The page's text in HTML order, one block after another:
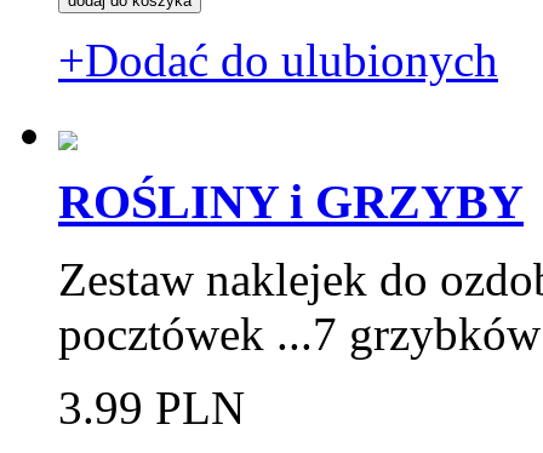
+Dodać do ulubionych
ROŚLINY i GRZYBY
Zestaw naklejek do
pocztówek ...7
3.99 PLN